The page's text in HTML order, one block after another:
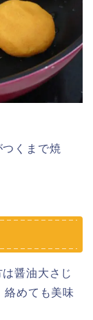
くまで焼
醤油大さじ
絡めても美味